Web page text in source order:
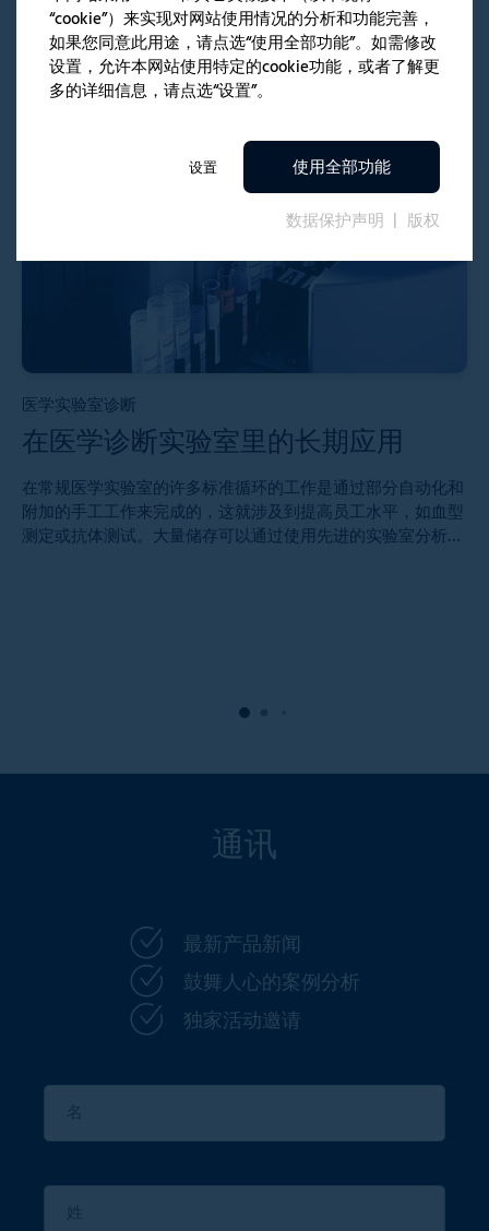
医学实验室诊断
在医学诊断实验室里的长期应用
在常规医学实验室的许多标准循环的工作是通过部分自动化和
附加的手工工作来完成的，这就涉及到提高员工水平，如血型
测定或抗体测试。大量储存可以通过使用先进的实验室分析系
系统。相关的嵌入式系统和电脑软件，包括系统的批准文件也
通讯
最新产品新闻
鼓舞人心的案例分析
独家活动邀请
“cookie”）来实现对网站使用情况的分析和功能完善，
如果您同意此用途，请点选“使用全部功能”。如需修改
设置，允许本网站使用特定的cookie功能，或者了解更
多的详细信息，请点选“设置”。
设置 使用全部功能
数据保护声明 版权